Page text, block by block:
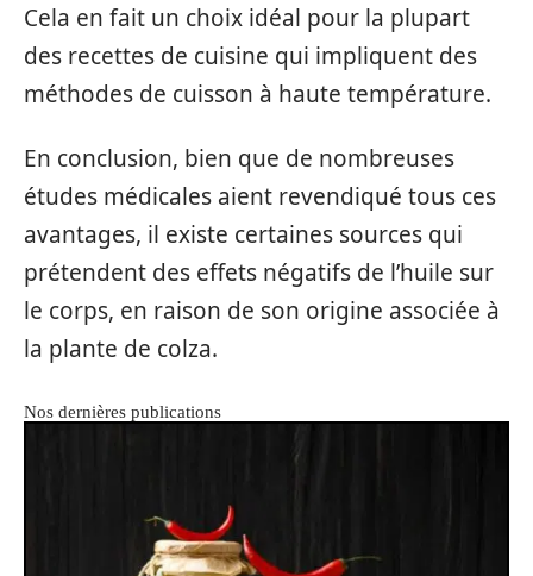
Cela en fait un choix idéal pour la plupart
des recettes de cuisine qui impliquent des
méthodes de cuisson à haute température.
En conclusion, bien que de nombreuses
études médicales aient revendiqué tous ces
avantages, il existe certaines sources qui
prétendent des effets négatifs de l’huile sur
le corps, en raison de son origine associée à
la plante de colza.
Nos dernières publications